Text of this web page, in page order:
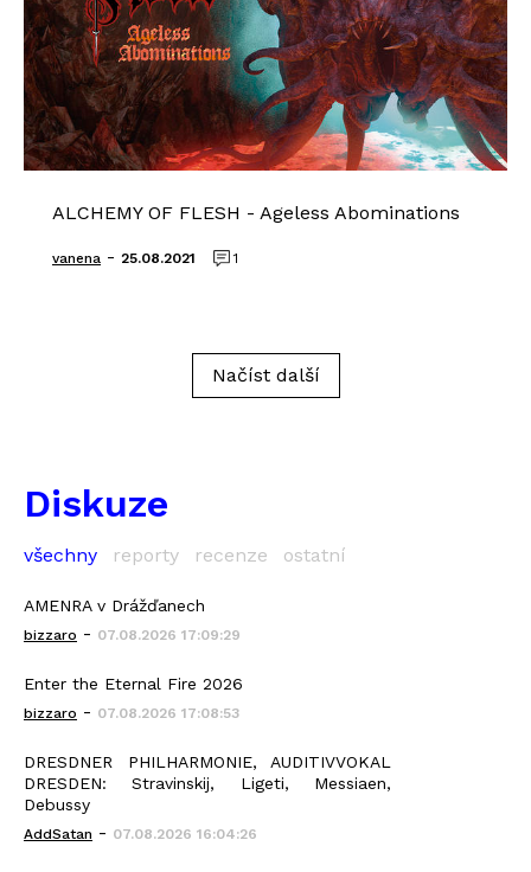
ALCHEMY OF FLESH - Ageless Abominations
vanena - 25.08.2021 1
Načíst další
Diskuze
všechny reporty recenze ostatní
AMENRA v Drážďanech
bizzaro - 07.08.2026 17:09:29
Enter the Eternal Fire 2026
bizzaro - 07.08.2026 17:08:53
DRESDNER PHILHARMONIE, AUDITIVVOKAL
DRESDEN: Stravinskij, Ligeti, Messiaen,
Debussy
AddSatan - 07.08.2026 16:04:26